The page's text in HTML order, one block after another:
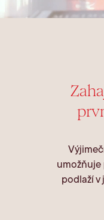
umožňuje
podlaží v